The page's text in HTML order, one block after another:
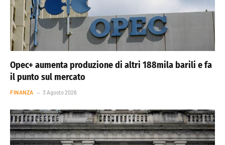
Opec+ aumenta produzione di altri 188mila barili e fa
il punto sul mercato
FINANZA 3 Agosto 2026